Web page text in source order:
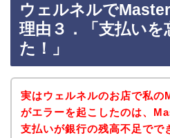
ウェルネルで
理由３．「支払いを
た！」
実はウェルネルのお店で私
がエラーを起こしたのは、
支払いが銀行の残高不足でで